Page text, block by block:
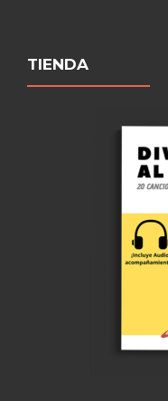
TIENDA